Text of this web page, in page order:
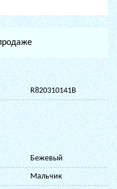
R820310141B
Бежевый
Мальчик